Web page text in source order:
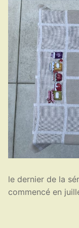
le dernier de la
commencé en